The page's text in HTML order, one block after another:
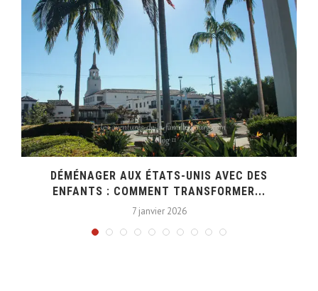
DÉMÉNAGER AUX ÉTATS-UNIS AVEC DES
ENFANTS : COMMENT TRANSFORMER...
7 janvier 2026